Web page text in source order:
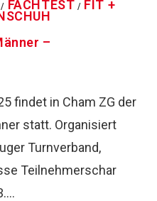
/ FACHTEST / FIT +
–
findet in Cham ZG der
statt. Organisiert
Turnverband,
Teilnehmerschar